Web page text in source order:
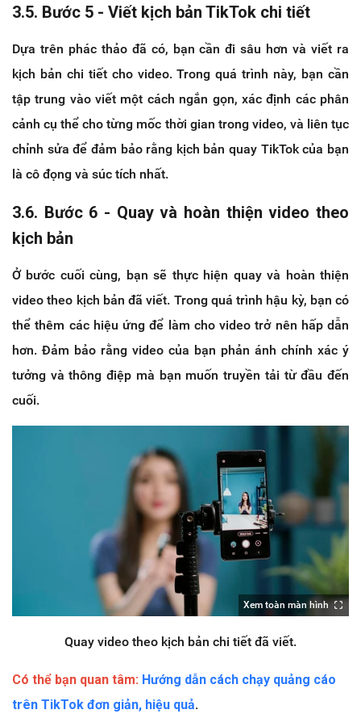
3.5. Bước 5 - Viết kịch bản TikTok chi tiết
Dựa trên phác thảo đã có, bạn cần đi sâu hơn và viết ra
kịch bản chi tiết cho video. Trong quá trình này, bạn cần
tập trung vào viết một cách ngắn gọn, xác định các phân
cảnh cụ thể cho từng mốc thời gian trong video, và liên tục
chỉnh sửa để đảm bảo rằng kịch bản quay TikTok của bạn
là cô đọng và súc tích nhất.
3.6. Bước 6 - Quay và hoàn thiện video theo
kịch bản
Ở bước cuối cùng, bạn sẽ thực hiện quay và hoàn thiện
video theo kịch bản đã viết. Trong quá trình hậu kỳ, bạn có
thể thêm các hiệu ứng để làm cho video trở nên hấp dẫn
hơn. Đảm bảo rằng video của bạn phản ánh chính xác ý
tưởng và thông điệp mà bạn muốn truyền tải từ đầu đến
cuối.
Xem toàn màn hình
Quay video theo kịch bản chi tiết đã viết.
Có thể bạn quan tâm: Hướng dẫn cách chạy quảng cáo
trên TikTok đơn giản, hiệu quả.